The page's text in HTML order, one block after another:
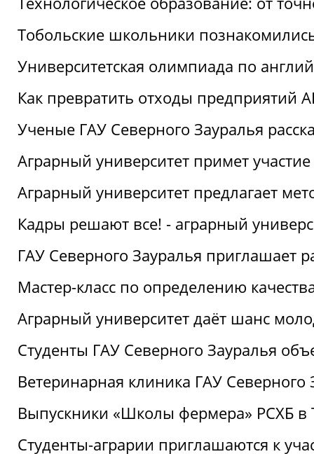
Тобольские школьники
Университетская олимпиада по
Как превратить отходы предприятий
Ученые ГАУ Северного Зауралья
Аграрный университет примет
Аграрный университет предлагает
Кадры решают все! - аграрный
ГАУ Северного Зауралья приглашает
Мастер-класс по определению
Аграрный университет даёт шанс
Студенты ГАУ Северного Зауралья
Ветеринарная клиника ГАУ Северного
Выпускники «Школы фермера» РСХБ
Студенты-аграрии приглашаются к